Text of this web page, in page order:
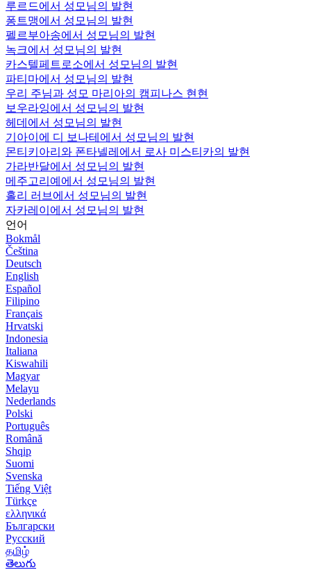
루르드에서 성모님의 발현
퐁트맹에서 성모님의 발현
펠르부아송에서 성모님의 발현
녹크에서 성모님의 발현
카스텔페트로소에서 성모님의 발현
파티마에서 성모님의 발현
우리 주님과 성모 마리아의 캠피나스 현현
보우라잉에서 성모님의 발현
헤데에서 성모님의 발현
기아이에 디 보나테에서 성모님의 발현
몬티키아리와 폰타넬레에서 로사 미스티카의 발현
가라반달에서 성모님의 발현
메주고리예에서 성모님의 발현
홀리 러브에서 성모님의 발현
자카레이에서 성모님의 발현
언어
Bokmål
Čeština
Deutsch
English
Español
Filipino
Français
Hrvatski
Indonesia
Italiana
Kiswahili
Magyar
Melayu
Nederlands
Polski
Português
Română
Shqip
Suomi
Svenska
Tiếng Việt
Türkçe
ελληνικά
Български
Русский
தமிழ்
తెలుగు